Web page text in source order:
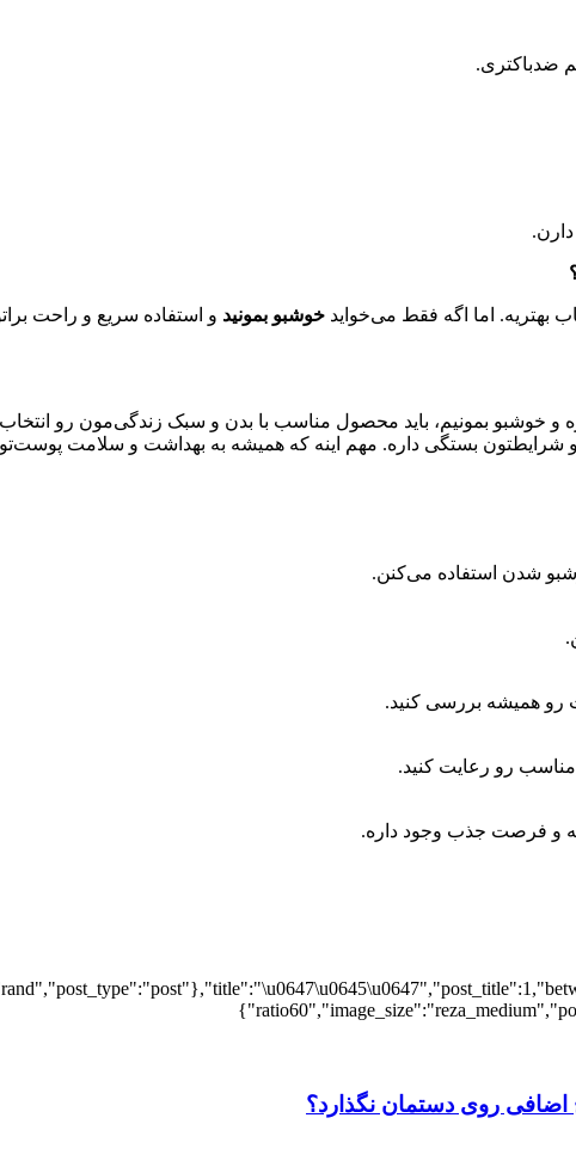
ضدباکتری.
.
بهتریه. اما اگه فقط می‌خواید خوشبو بمونید و استفاده سریع و راحت
و خوشبو بمونیم، باید محصول مناسب با بدن و سبک زندگی‌مون رو
شرایطتون بستگی داره. مهم اینه که همیشه به بهداشت و سلامت
شدن استفاده می‌کنن.
.
رو همیشه بررسی کنید.
مناسب رو رعایت کنید.
و فرصت جذب وجود داره.
روی دستمان نگذارد؟